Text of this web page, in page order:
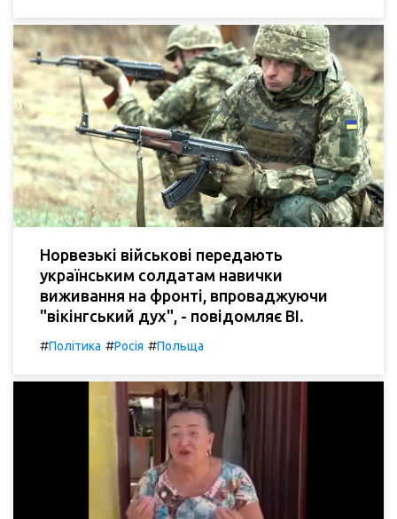
Норвезькі військові передають
українським солдатам навички
виживання на фронті, впроваджуючи
"вікінгський дух", - повідомляє BI.
#Політика #Росія #Польща